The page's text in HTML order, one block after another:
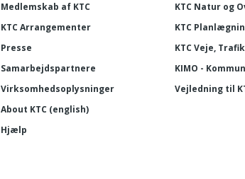
Medlemskab af KTC
KTC Arrangementer
Presse
Samarbejdspartnere
Virksomhedsoplysninger
About KTC (english)
Hjælp
KTC Natur og
KTC
KTC Veje,
KIMO -
Vejledning til